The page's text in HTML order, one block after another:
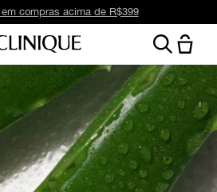
compras acima de R$399